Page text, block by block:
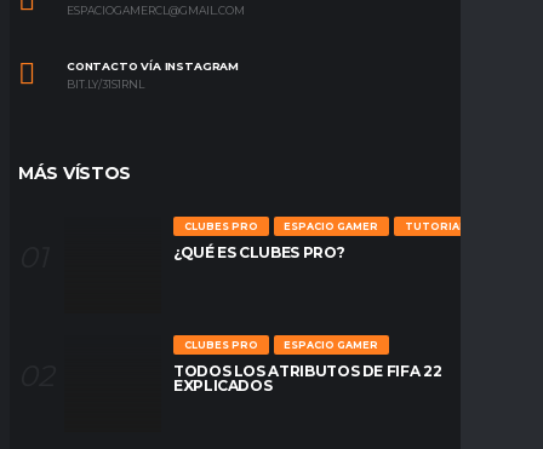
ESPACIOGAMERCL@GMAIL.COM
CONTACTO VÍA INSTAGRAM
BIT.LY/31S1RNL
MÁS VÍSTOS
CLUBES PRO ESPACIO GAMER TUTORIALES
¿QUÉ ES CLUBES PRO?
CLUBES PRO ESPACIO GAMER
TODOS LOS ATRIBUTOS DE FIFA 22
EXPLICADOS